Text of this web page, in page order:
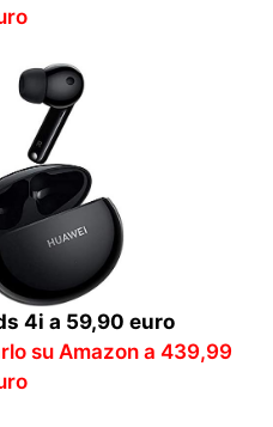
4i a 59,90 euro
su Amazon a 439,99